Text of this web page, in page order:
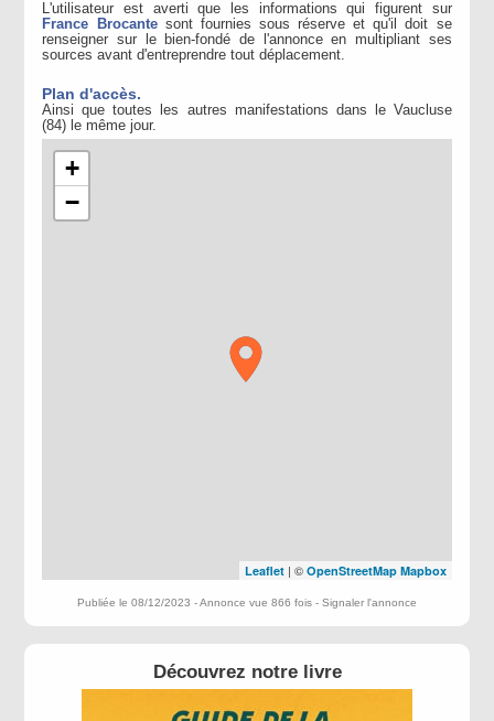
L'utilisateur est averti que les informations qui figurent sur
France Brocantesont fournies sous réserve et qu'il doit se
renseigner sur le bien-fondé de l'annonce en multipliant ses
sources avant d'entreprendre tout déplacement.
Plan d'accès.
Ainsi que toutes les autres manifestations dans le Vaucluse
(84) le même jour.
+
−
Leaflet| © OpenStreetMap Mapbox
Publiée le 08/12/2023 - Annonce vue 866 fois - Signaler l'annonce
Découvrez notre livre